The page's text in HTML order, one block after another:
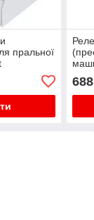
пральної
688